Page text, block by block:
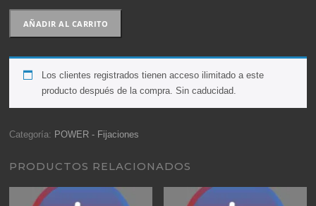
cantidad
AÑADIR AL CARRITO
Los clientes registrados tienen acceso ilimitado a este
producto después de la compra. Sin caducidad.
Categoría: POWER - Fijaciones
PRODUCTOS RELACIONADOS